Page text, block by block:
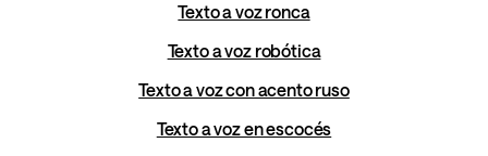
Texto a voz ronca
Texto a voz robótica
Texto a voz con acento ruso
Texto a voz en escocés